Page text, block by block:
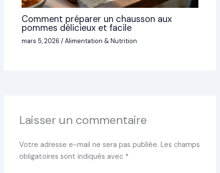
Comment préparer un chausson aux
pommes délicieux et facile
mars 5, 2026/Alimentation & Nutrition
Laisser un commentaire
Votre adresse e-mail ne sera pas publiée. Les champs
obligatoires sont indiqués avec *